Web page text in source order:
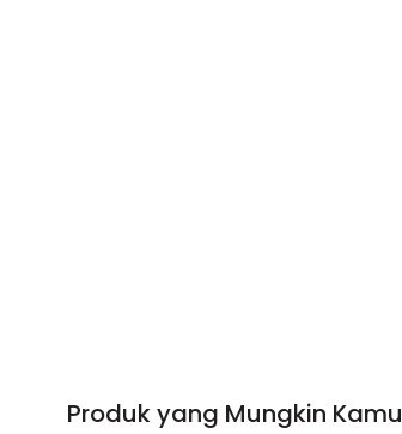
Produk yang Mungkin